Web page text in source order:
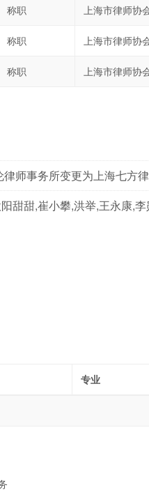
称职 上海市律师协
称职 上海市律师协
称职 上海市律师协
师事务所变更为上海七方
甜甜,崔小攀,洪举,王永康,
专业